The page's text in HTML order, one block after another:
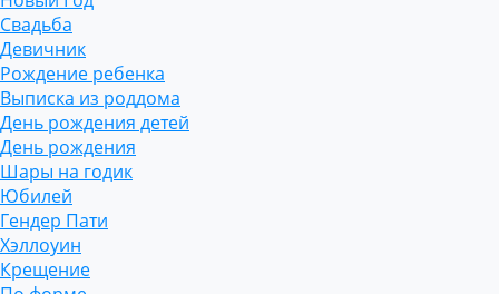
Свадьба
Девичник
Рождение ребенка
Выписка из роддома
День рождения детей
День рождения
Шары на годик
Юбилей
Гендер Пати
Хэллоуин
Крещение